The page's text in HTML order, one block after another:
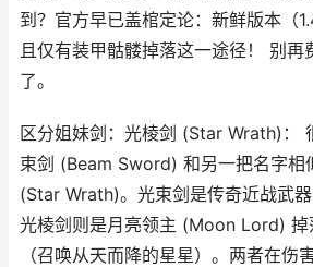
到？官方早已盖棺定论：新鲜版本（
且仅有装甲骷髅掉落这一途径！ 别再
了。
区分姐妹剑：光棱剑 (Star Wrath)：
束剑 (Beam Sword) 和另一把名字相
(Star Wrath)。光束剑是传奇近战武器
光棱剑则是月亮领主 (Moon Lord) 掉
（召唤从天而降的星星）。两者在伤